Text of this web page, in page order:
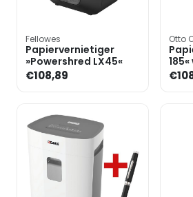
Fellowes
Papiervernietiger
»Powershred LX45«
€108,89
Otto